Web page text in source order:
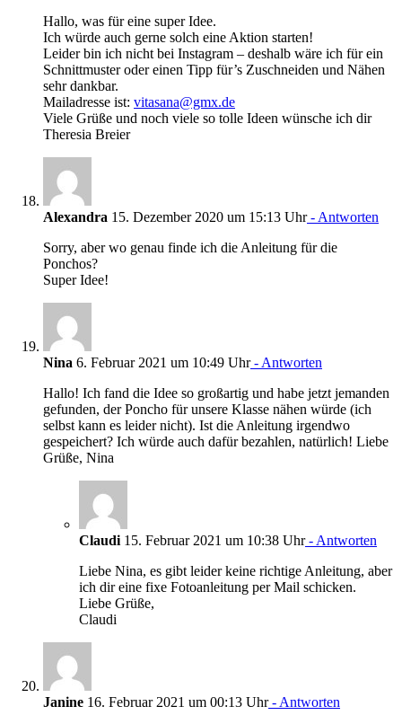
Hallo, was für eine super Idee.
Ich würde auch gerne solch eine Aktion starten!
Leider bin ich nicht bei Instagram – deshalb wäre ich für ein
Schnittmuster oder einen Tipp für’s Zuschneiden und Nähen
sehr dankbar.
Mailadresse ist: vitasana@gmx.de
Viele Grüße und noch viele so tolle Ideen wünsche ich dir
Theresia Breier
Alexandra 15. Dezember 2020 um 15:13 Uhr- Antworten
Sorry, aber wo genau finde ich die Anleitung für die
Ponchos?
Super Idee!
Nina 6. Februar 2021 um 10:49 Uhr- Antworten
Hallo! Ich fand die Idee so großartig und habe jetzt jemanden
gefunden, der Poncho für unsere Klasse nähen würde (ich
selbst kann es leider nicht). Ist die Anleitung irgendwo
gespeichert? Ich würde auch dafür bezahlen, natürlich! Liebe
Grüße, Nina
Claudi 15. Februar 2021 um 10:38 Uhr- Antworten
Liebe Nina, es gibt leider keine richtige Anleitung, aber
ich dir eine fixe Fotoanleitung per Mail schicken.
Liebe Grüße,
Claudi
Janine 16. Februar 2021 um 00:13 Uhr- Antworten